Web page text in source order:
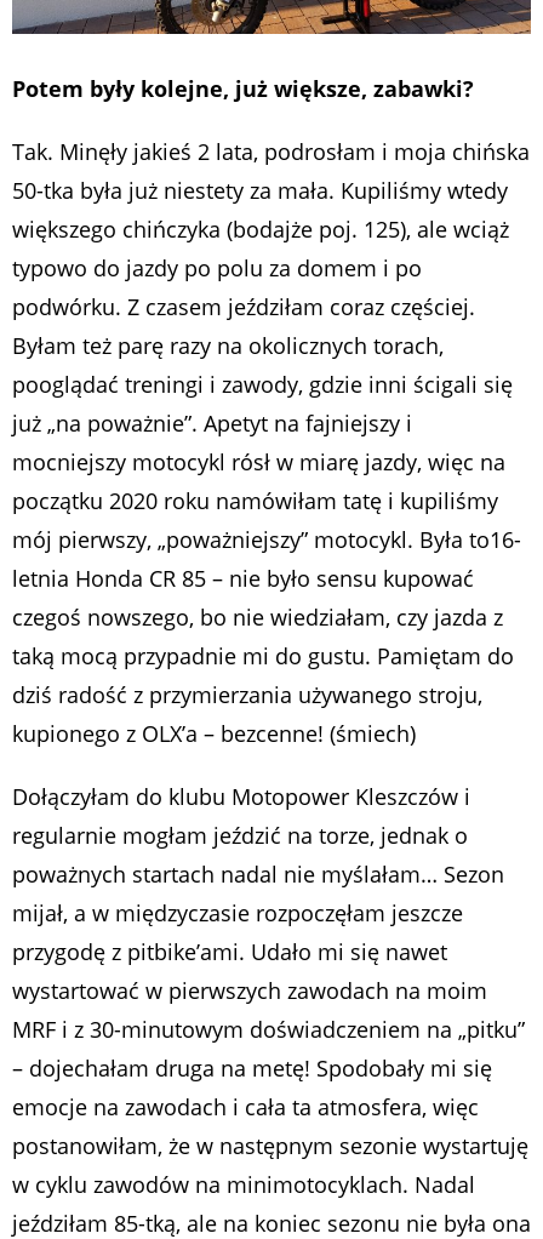
Potem były kolejne, już większe, zabawki?
Tak. Minęły jakieś 2 lata, podrosłam i moja chińska
50-tka była już niestety za mała. Kupiliśmy wtedy
większego chińczyka (bodajże poj. 125), ale wciąż
typowo do jazdy po polu za domem i po
podwórku. Z czasem jeździłam coraz częściej.
Byłam też parę razy na okolicznych torach,
pooglądać treningi i zawody, gdzie inni ścigali się
już „na poważnie”. Apetyt na fajniejszy i
mocniejszy motocykl rósł w miarę jazdy, więc na
początku 2020 roku namówiłam tatę i kupiliśmy
mój pierwszy, „poważniejszy” motocykl. Była to16-
letnia Honda CR 85 – nie było sensu kupować
czegoś nowszego, bo nie wiedziałam, czy jazda z
taką mocą przypadnie mi do gustu. Pamiętam do
dziś radość z przymierzania używanego stroju,
kupionego z OLX’a – bezcenne! (śmiech)
Dołączyłam do klubu Motopower Kleszczów i
regularnie mogłam jeździć na torze, jednak o
poważnych startach nadal nie myślałam… Sezon
mijał, a w międzyczasie rozpoczęłam jeszcze
przygodę z pitbike’ami. Udało mi się nawet
wystartować w pierwszych zawodach na moim
MRF i z 30-minutowym doświadczeniem na „pitku”
– dojechałam druga na metę! Spodobały mi się
emocje na zawodach i cała ta atmosfera, więc
postanowiłam, że w następnym sezonie wystartuję
w cyklu zawodów na minimotocyklach. Nadal
jeździłam 85-tką, ale na koniec sezonu nie była ona